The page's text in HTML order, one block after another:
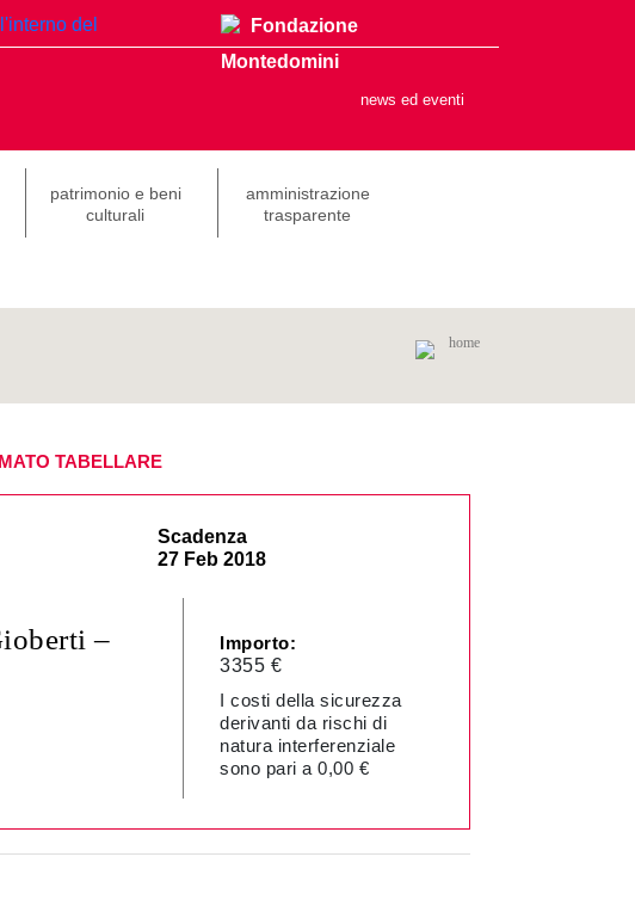
Fondazione
Montedomini
news ed eventi
patrimonio e beni
culturali
amministrazione
trasparente
home
TABELLARE
Scadenza
27 Feb 2018
–
Importo:
3355 €
I costi della sicurezza
derivanti da rischi di
natura interferenziale
sono pari a 0,00 €